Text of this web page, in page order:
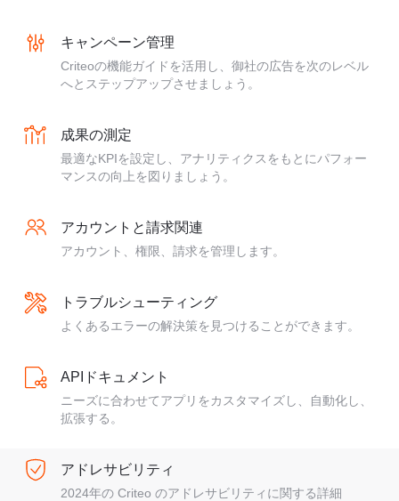
キャンペーン管理
Criteoの機能ガイドを活用し、御社の広告を次のレベル
へとステップアップさせましょう。
成果の測定
最適なKPIを設定し、アナリティクスをもとにパフォー
マンスの向上を図りましょう。
アカウントと請求関連
アカウント、権限、請求を管理します。
トラブルシューティング
よくあるエラーの解決策を見つけることができます。
APIドキュメント
ニーズに合わせてアプリをカスタマイズし、自動化し、
拡張する。
アドレサビリティ
2024年の Criteo のアドレサビリティに関する詳細